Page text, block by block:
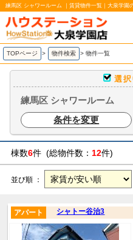
練馬区 シャワールーム ｜賃貸物件一覧｜大泉学園
TOPページ > 物件検索 > 物件一覧
選
練馬区 シャワールーム
条件を変更
棟数6件 (総物件数： 12件)
並び順 ：
シャトー谷治3
アパート